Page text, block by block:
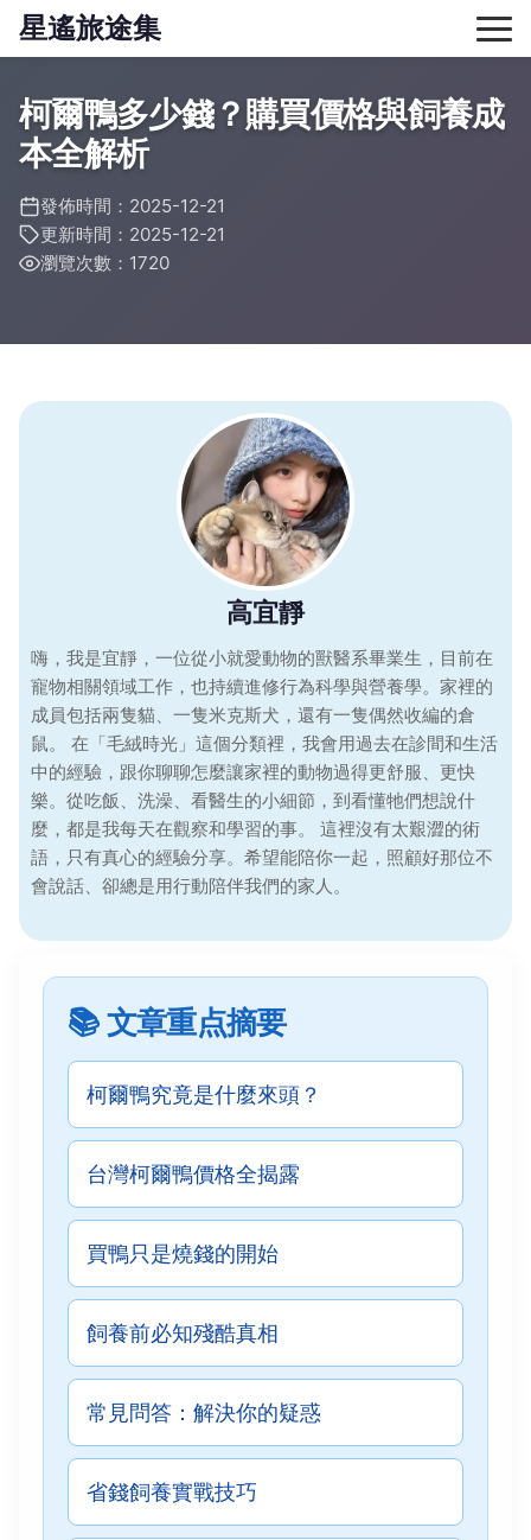
星遙旅途集
柯爾鴨多少錢？購買價格與飼養成
本全解析
發佈時間：2025-12-21
更新時間：2025-12-21
瀏覽次數：1720
高宜靜
嗨，我是宜靜，一位從小就愛動物的獸醫系畢業生，目前在
寵物相關領域工作，也持續進修行為科學與營養學。家裡的
成員包括兩隻貓、一隻米克斯犬，還有一隻偶然收編的倉
鼠。 在「毛絨時光」這個分類裡，我會用過去在診間和生活
中的經驗，跟你聊聊怎麼讓家裡的動物過得更舒服、更快
樂。從吃飯、洗澡、看醫生的小細節，到看懂牠們想說什
麼，都是我每天在觀察和學習的事。 這裡沒有太艱澀的術
語，只有真心的經驗分享。希望能陪你一起，照顧好那位不
會說話、卻總是用行動陪伴我們的家人。
📚 文章重点摘要
柯爾鴨究竟是什麼來頭？
台灣柯爾鴨價格全揭露
買鴨只是燒錢的開始
飼養前必知殘酷真相
常見問答：解決你的疑惑
省錢飼養實戰技巧